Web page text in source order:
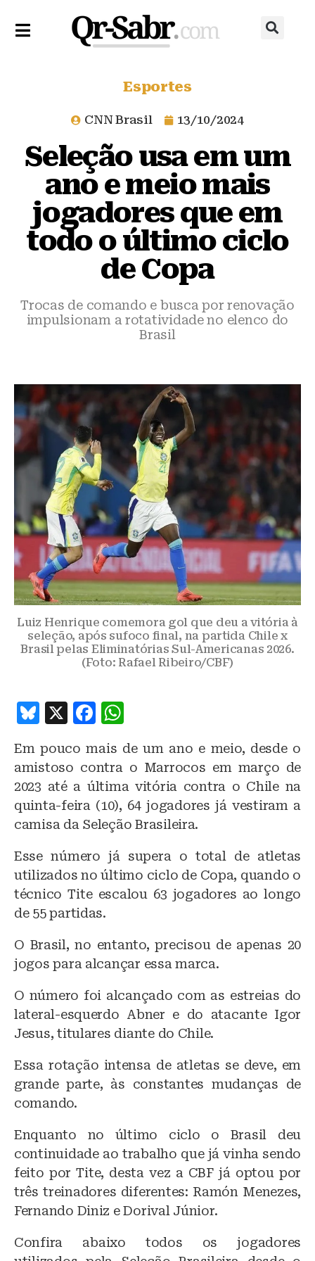
Esportes
CNN Brasil 13/10/2024
Seleção usa em um
ano e meio mais
jogadores que em
todo o último ciclo
de Copa
Trocas de comando e busca por renovação
impulsionam a rotatividade no elenco do
Brasil
Luiz Henrique comemora gol que deu a vitória à
seleção, após sufoco final, na partida Chile x
Brasil pelas Eliminatórias Sul-Americanas 2026.
(Foto: Rafael Ribeiro/CBF)
B
e
s
k
y
X
F
c
e
b
o
o
k
at
s
A
p
p
Em pouco mais de um ano e meio, desde o
amistoso contra o Marrocos em março de
2023 até a última vitória contra o Chile na
quinta-feira (10), 64 jogadores já vestiram a
camisa da Seleção Brasileira.
Esse número já supera o total de atletas
utilizados no último ciclo de Copa, quando o
técnico Tite escalou 63 jogadores ao longo
de 55 partidas.
O Brasil, no entanto, precisou de apenas 20
jogos para alcançar essa marca.
O número foi alcançado com as estreias do
lateral-esquerdo Abner e do atacante Igor
Jesus, titulares diante do Chile.
Essa rotação intensa de atletas se deve, em
grande parte, às constantes mudanças de
comando.
Enquanto no último ciclo o Brasil deu
continuidade ao trabalho que já vinha sendo
feito por Tite, desta vez a CBF já optou por
três treinadores diferentes: Ramón Menezes,
Fernando Diniz e Dorival Júnior.
Confira abaixo todos os jogadores